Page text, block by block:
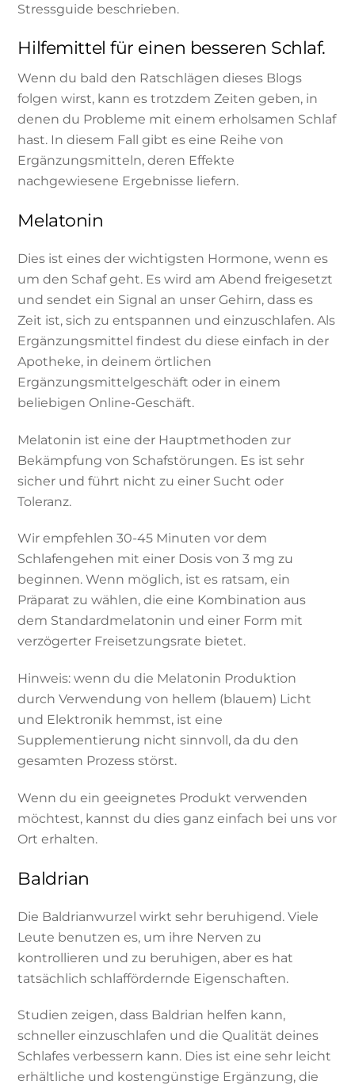
Stressguide beschrieben.
Hilfemittel für einen besseren Schlaf.
Wenn du bald den Ratschlägen dieses Blogs
folgen wirst, kann es trotzdem Zeiten geben, in
denen du Probleme mit einem erholsamen Schlaf
hast. In diesem Fall gibt es eine Reihe von
Ergänzungsmitteln, deren Effekte
nachgewiesene Ergebnisse liefern.
Melatonin
Dies ist eines der wichtigsten Hormone, wenn es
um den Schaf geht. Es wird am Abend freigesetzt
und sendet ein Signal an unser Gehirn, dass es
Zeit ist, sich zu entspannen und einzuschlafen. Als
Ergänzungsmittel findest du diese einfach in der
Apotheke, in deinem örtlichen
Ergänzungsmittelgeschäft oder in einem
beliebigen Online-Geschäft.
Melatonin ist eine der Hauptmethoden zur
Bekämpfung von Schafstörungen. Es ist sehr
sicher und führt nicht zu einer Sucht oder
Toleranz.
Wir empfehlen 30-45 Minuten vor dem
Schlafengehen mit einer Dosis von 3 mg zu
beginnen. Wenn möglich, ist es ratsam, ein
Präparat zu wählen, die eine Kombination aus
dem Standardmelatonin und einer Form mit
verzögerter Freisetzungsrate bietet.
Hinweis: wenn du die Melatonin Produktion
durch Verwendung von hellem (blauem) Licht
und Elektronik hemmst, ist eine
Supplementierung nicht sinnvoll, da du den
gesamten Prozess störst.
Wenn du ein geeignetes Produkt verwenden
möchtest, kannst du dies ganz einfach bei uns vor
Ort erhalten.
Baldrian
Die Baldrianwurzel wirkt sehr beruhigend. Viele
Leute benutzen es, um ihre Nerven zu
kontrollieren und zu beruhigen, aber es hat
tatsächlich schlaffördernde Eigenschaften.
Studien zeigen, dass Baldrian helfen kann,
schneller einzuschlafen und die Qualität deines
Schlafes verbessern kann. Dies ist eine sehr leicht
erhältliche und kostengünstige Ergänzung, die